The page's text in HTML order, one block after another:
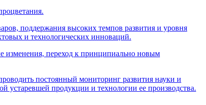
поддержания высоких темпов развития и уровня
и технологических инноваций.
переход к принципиально новым
постоянный мониторинг развития науки и
устаревшей продукции и технологии ее производства.